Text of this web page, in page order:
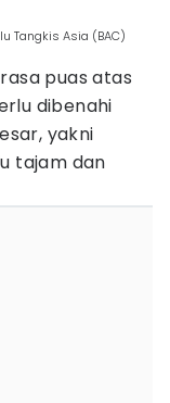
Tangkis Asia (BAC)
puas atas
dibenahi
yakni
tajam dan